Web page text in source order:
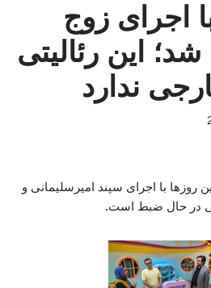
اجرای زوج
این رئالیتی
ندارد
روزها با اجرای سپند امیرسلیمانی و
در حال ضبط است.